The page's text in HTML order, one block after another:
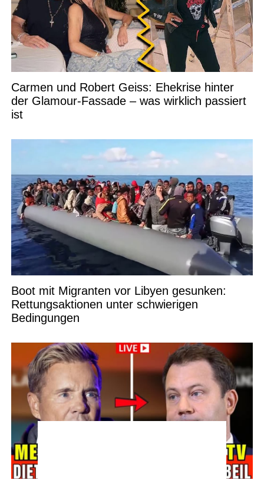
Carmen und Robert Geiss: Ehekrise hinter
der Glamour-Fassade – was wirklich passiert
ist
Boot mit Migranten vor Libyen gesunken:
Rettungsaktionen unter schwierigen
Bedingungen